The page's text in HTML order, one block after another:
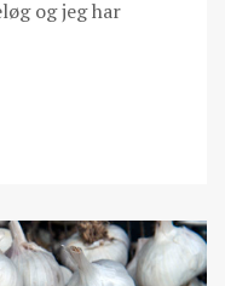
og jeg har